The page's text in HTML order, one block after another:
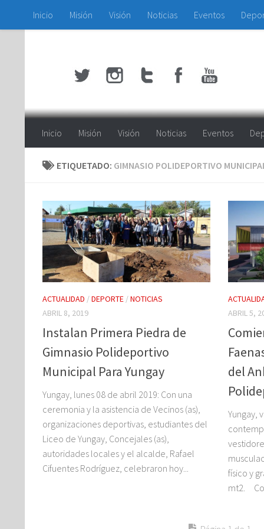
Saltar al contenido
Inicio Misión Visión Noticias Eventos
Inicio Misión Visión Noticias Eventos
ETIQUETADO: GIMNASIO POLIDEPORTIVO
ACTUALIDAD /DEPORTE /NOTICIAS
ABRIL 8, 2019
Instalan Primera Piedra de
Gimnasio Polideportivo
Municipal Para Yungay
Yungay, lunes 08 de abril 2019: Con una
ceremonia y la asistencia de Vecinos (as),
organizaciones deportivas, estudiantes del
Liceo de Yungay, Concejales (as),
autoridades locales y el alcalde, Rafael
Cifuentes Rodríguez, celebraron hoy...
ABRIL 5,
del
Yungay,
físico y
mt2.